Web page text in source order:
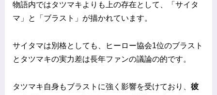
物語内ではタツマキよりも上の存在として、「サイタ
マ」と「ブラスト」が描かれています。
サイタマは別格としても、ヒーロー協会1位のブラスト
とタツマキの実力差は長年ファンの議論の的です。
タツマキ自身もブラストに強く影響を受けており、 彼